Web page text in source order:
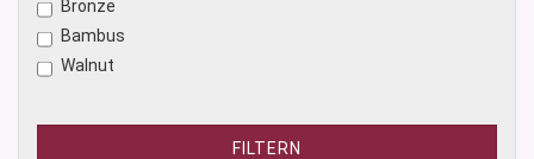
Bronze
Bambus
Walnut
FILTERN